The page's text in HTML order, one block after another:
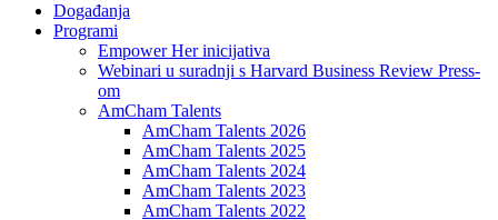
Događanja
Programi
Empower Her inicijativa
Webinari u suradnji s Harvard Business Review Press-
om
AmCham Talents
AmCham Talents 2026
AmCham Talents 2025
AmCham Talents 2024
AmCham Talents 2023
AmCham Talents 2022